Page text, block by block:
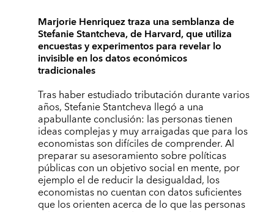
Marjorie Henriquez traza una semblanza de
Stefanie Stantcheva, de Harvard, que utiliza
encuestas y experimentos para revelar lo
invisible en los datos económicos
tradicionales
Tras haber estudiado tributación durante varios
años, Stefanie Stantcheva llegó a una
apabullante conclusión: las personas tienen
ideas complejas y muy arraigadas que para los
economistas son difíciles de comprender. Al
preparar su asesoramiento sobre políticas
públicas con un objetivo social en mente, por
ejemplo el de reducir la desigualdad, los
economistas no cuentan con datos suficientes
que los orienten acerca de lo que las personas